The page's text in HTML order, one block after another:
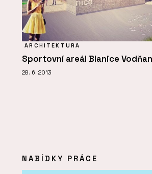
ARCHITEKTURA
Sportovní areál Blanice
28. 6. 2013
NABÍDKY PRÁCE